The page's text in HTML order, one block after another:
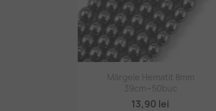
 Vizualizare rapidă
Mărgele Hematit 8mm
39cm~50buc
13,90 lei